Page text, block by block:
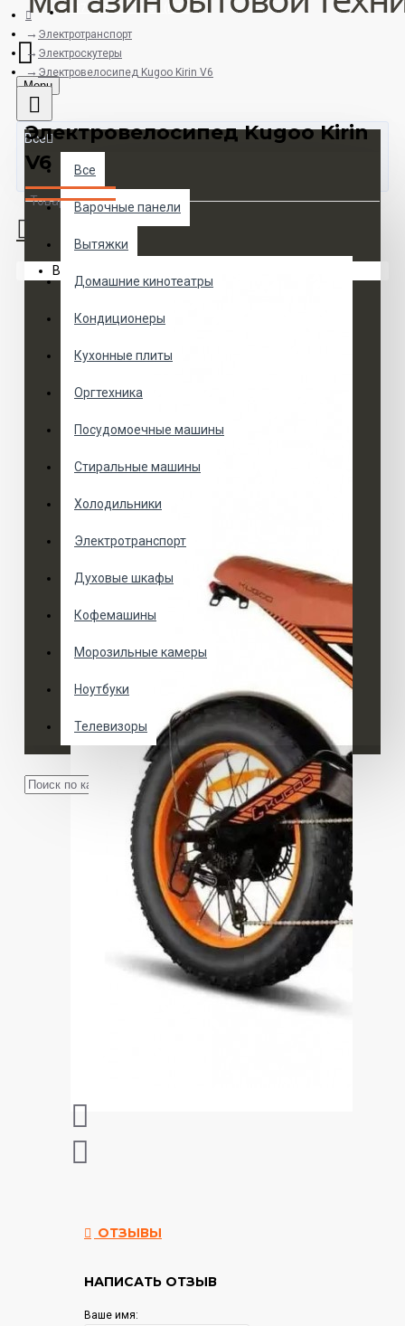
+375 33 673 17 31 (МТС)
Menu
Все
Все
Варочные панели
Вытяжки
Домашние кинотеатры
Кондиционеры
Кухонные плиты
Оргтехника
Посудомоечные машины
Стиральные машины
Холодильники
Электротранспорт
Духовые шкафы
Кофемашины
Морозильные камеры
Ноутбуки
Телевизоры
Товаров 0 (0 руб.)
Ваша корзина пуста!
Электротранспорт
Электроскутеры
Электровелосипед Kugoo Kirin V6
Электровелосипед Kugoo Kirin
V6
ОТЗЫВЫ
НАПИСАТЬ ОТЗЫВ
Ваше имя: